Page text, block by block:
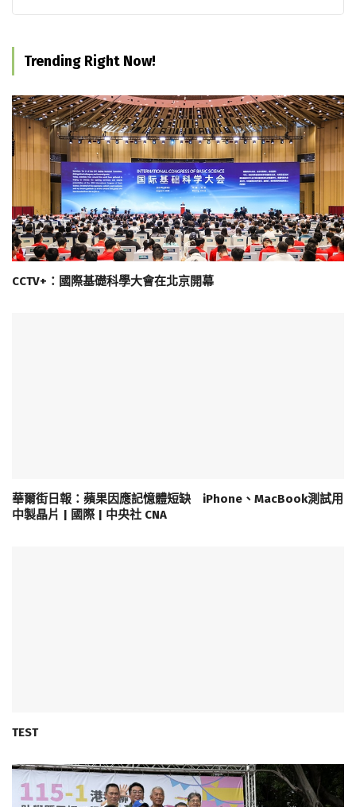
Trending Right Now!
CCTV+：國際基礎科學大會在北京開幕
華爾街日報：蘋果因應記憶體短缺 iPhone、MacBook測試用
中製晶片 | 國際 | 中央社 CNA
TEST